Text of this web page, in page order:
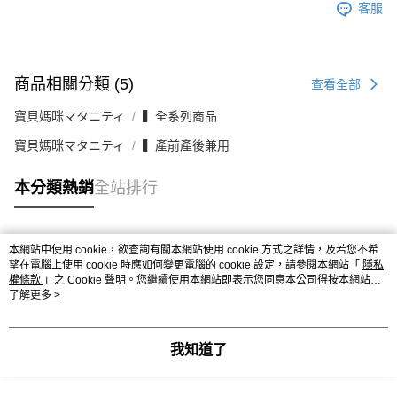
客服
商品相關分類 (5) 查看全部
寶貝媽咪マタニティ ▍全系列商品
寶貝媽咪マタニティ ▍產前產後兼用
本分類熱銷全站排行
熱門標籤
本網站中使用 cookie，欲查詢有關本網站使用 cookie 方式之詳情，及若您不希
望在電腦上使用 cookie 時應如何變更電腦的 cookie 設定，請參閱本網站「 隱私
權條款 」之 Cookie 聲明。您繼續使用本網站即表示您同意本公司得按本網站使
用條款之 Cookie 聲明使用 cookie。
了解更多 >
我知道了